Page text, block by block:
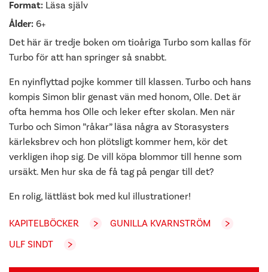
Format: Läsa själv
Ålder: 6+
Det här är tredje boken om tioåriga Turbo som kallas för
Turbo för att han springer så snabbt.
En nyinflyttad pojke kommer till klassen. Turbo och hans
kompis Simon blir genast vän med honom, Olle. Det är
ofta hemma hos Olle och leker efter skolan. Men när
Turbo och Simon ”råkar” läsa några av Storasysters
kärleksbrev och hon plötsligt kommer hem, kör det
verkligen ihop sig. De vill köpa blommor till henne som
ursäkt. Men hur ska de få tag på pengar till det?
En rolig, lättläst bok med kul illustrationer!
KAPITELBÖCKER
GUNILLA KVARNSTRÖM
ULF SINDT